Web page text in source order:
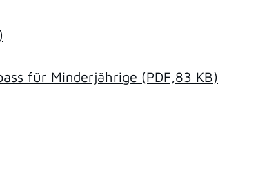
)
für Minderjährige (PDF,83 KB)